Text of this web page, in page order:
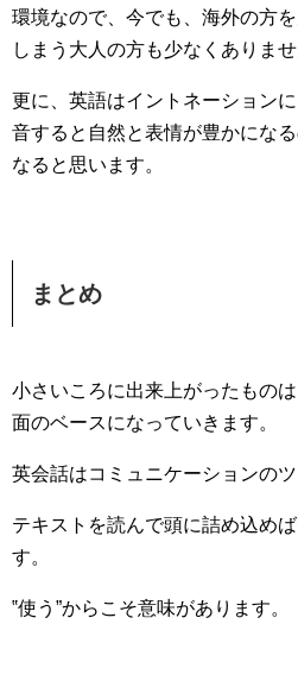
環境なので、今でも、海外の方
しまう大人の方も少なくありませ
更に、英語はイントネーション
音すると自然と表情が豊かにな
なると思います。
まとめ
小さいころに出来上がったもの
面のベースになっていきます。
英会話はコミュニケーションのツ
テキストを読んで頭に詰め込め
す。
‟使う”からこそ意味があります。